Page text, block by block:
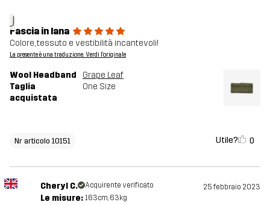
J
Fascia in lana
Colore, tessuto e vestibilità incantevoli!
La presente è una traduzione. Verdi l'originale
Wool Headband
Grape Leaf
Taglia
acquistata
One Size
Nr articolo 10151 Utile? 0
Cheryl C. Acquirente verificato 25 febbraio 2023
Le misure: 163cm, 63kg